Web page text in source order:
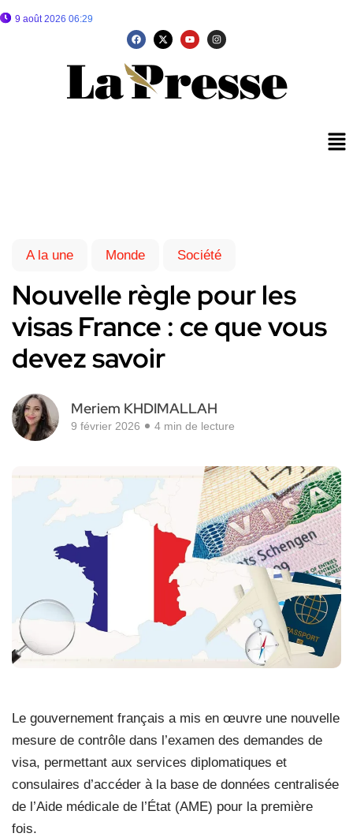
9 août 2026 06:29
A la une Monde Société
Nouvelle règle pour les
visas France : ce que vous
devez savoir
Meriem KHDIMALLAH
9 février 2026 4 min de lecture
Le gouvernement français a mis en œuvre une nouvelle
mesure de contrôle dans l’examen des demandes de
visa, permettant aux services diplomatiques et
consulaires d’accéder à la base de données centralisée
de l’Aide médicale de l’État (AME) pour la première
fois.